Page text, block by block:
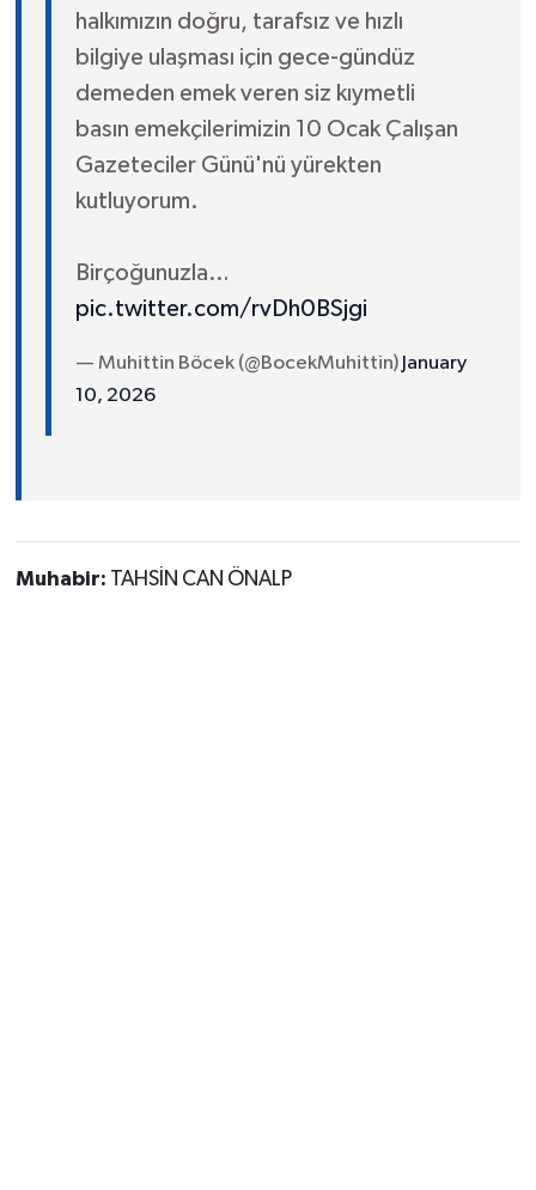
halkımızın doğru, tarafsız ve hızlı
bilgiye ulaşması için gece-gündüz
demeden emek veren siz kıymetli
basın emekçilerimizin 10 Ocak Çalışan
Gazeteciler Günü'nü yürekten
kutluyorum.
Birçoğunuzla…
pic.twitter.com/rvDh0BSjgi
— Muhittin Böcek (@BocekMuhittin) January
10, 2026
Muhabir: TAHSİN CAN ÖNALP